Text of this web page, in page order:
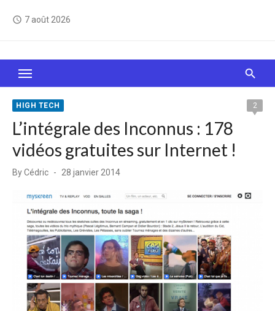
access_time 7 août 2026
Le Web, c'est comme une boîte de chocolats… On
sait jamais sur quoi on va tomber !
HIGH TECH 2
L’intégrale des Inconnus : 178
vidéos gratuites sur Internet !
ByCédric
Posted
28 janvier 2014